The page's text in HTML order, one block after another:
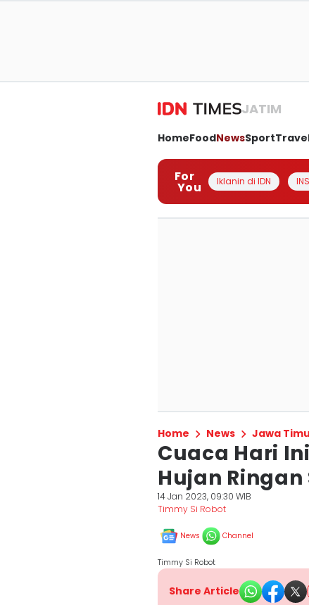
JATIM
HomeFoodNewsSport
For
You Iklanin di IDN
Home News Jawa
Cuaca Hari
Hujan Ringan
14 Jan 2023, 09:30 WIB
Timmy Si Robot
News Channel
Timmy Si Robot
Share Article